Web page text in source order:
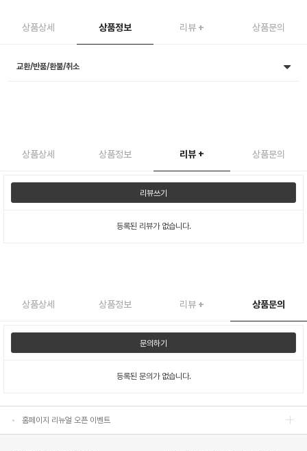
상품상세 상품정보 리뷰 + 상품문의
교환/반품/환불/취소
상품상세 상품정보 리뷰 + 상품문의
리뷰쓰기
등록된 리뷰가 없습니다.
상품상세 상품정보 리뷰 + 상품문의
문의하기
등록된 문의가 없습니다.
홈페이지 리뉴얼 오픈 이벤트